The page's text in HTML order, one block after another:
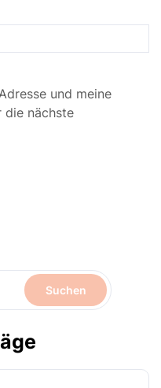
und meine
die nächste
Suchen